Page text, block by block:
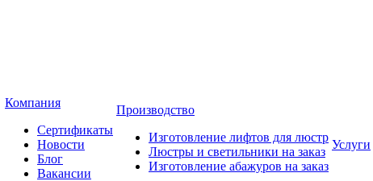
Компания
Сертификаты
Новости
Блог
Вакансии
Производство
Изготовление лифтов для люстр
Люстры и светильники на заказ
Изготовление абажуров на заказ
Услуги